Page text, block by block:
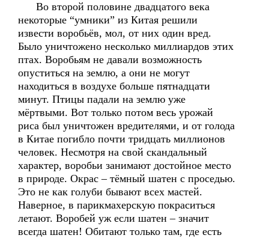
Во второй половине двадцатого века
некоторые “умники” из Китая решили
извести воробьёв, мол, от них один вред.
Было уничтожено несколько миллиардов этих
птах. Воробьям не давали возможность
опуститься на землю, а они не могут
находиться в воздухе больше пятнадцати
минут. Птицы падали на землю уже
мёртвыми. Вот только потом весь урожай
риса был уничтожен вредителями, и от голода
в Китае погибло почти тридцать миллионов
человек. Несмотря на свой скандальный
характер, воробьи занимают достойное место
в природе. Окрас – тёмный шатен с проседью.
Это не как голуби бывают всех мастей.
Наверное, в парикмахерскую покраситься
летают. Воробей уж если шатен – значит
всегда шатен! Обитают только там, где есть